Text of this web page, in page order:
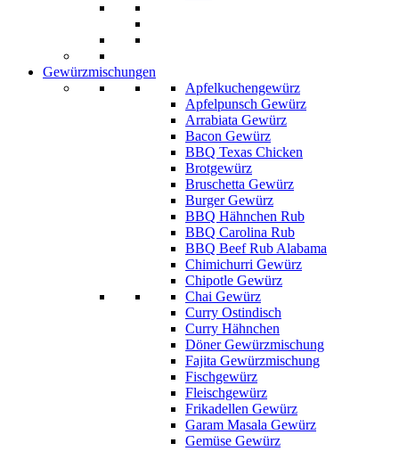
Gewürzmischungen
Apfelkuchengewürz
Apfelpunsch Gewürz
Arrabiata Gewürz
Bacon Gewürz
BBQ Texas Chicken
Brotgewürz
Bruschetta Gewürz
Burger Gewürz
BBQ Hähnchen Rub
BBQ Carolina Rub
BBQ Beef Rub Alabama
Chimichurri Gewürz
Chipotle Gewürz
Chai Gewürz
Curry Ostindisch
Curry Hähnchen
Döner Gewürzmischung
Fajita Gewürzmischung
Fischgewürz
Fleischgewürz
Frikadellen Gewürz
Garam Masala Gewürz
Gemüse Gewürz